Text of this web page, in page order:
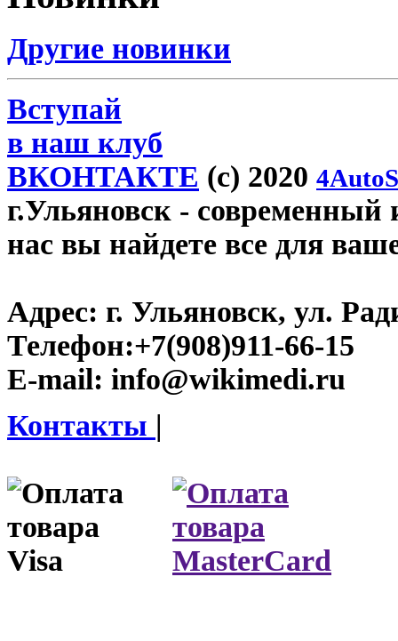
Другие новинки
Вступай
в наш клуб
ВКОНТАКТЕ (c) 2020
г.Ульяновск - современный
нас вы найдете все для
Адрес: г. Ульяновск, ул.
Телефон:+7(908)911-66-15
E-mail: info@wikimedi.ru
Контакты |